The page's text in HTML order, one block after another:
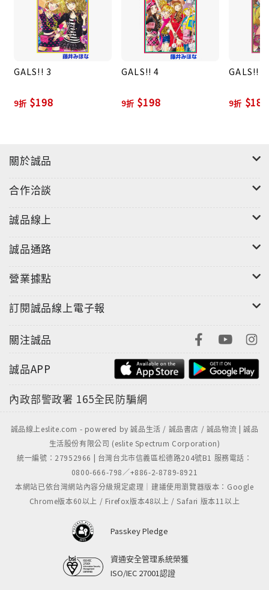
GALS!! 3
9折 $198
GALS!! 4
9折 $198
GALS!! 1
9折 $180
關於誠品
合作洽談
誠品線上
誠品通路
營業據點
訂閱誠品線上電子報
關注誠品
誠品APP
內政部警政署 165全民防騙網
誠品線上eslite.com - powered by 誠品生活 / 誠品書店 / 誠品物流 | 誠品
生活股份有限公司 (eslite Spectrum Corporation)
統一編號：27952966 | 台灣台北市信義區松德路204號B1 服務電話：
0800-666-798／+886-2-8789-8921
本網站已依台灣網站內容分級規定處理｜建議使用瀏覽器版本：Google
Chrome版本60以上 / Firefox版本48以上 / Safari 版本11以上
Passkey Pledge
資通安全管理系統榮獲
ISO/IEC 27001認證